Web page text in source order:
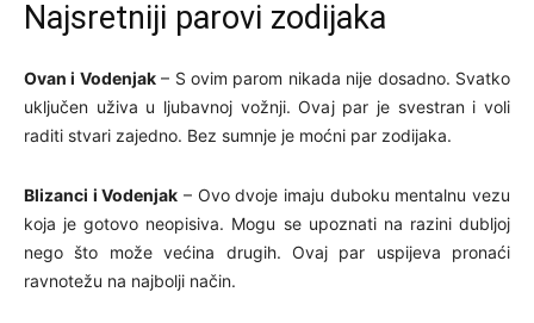
Najsretniji parovi zodijaka
Ovan i Vodenjak– S ovim parom nikada nije dosadno. Svatko
uključen uživa u ljubavnoj vožnji. Ovaj par je svestran i voli
raditi stvari zajedno. Bez sumnje je moćni par zodijaka.
Blizanci i Vodenjak – Ovo dvoje imaju duboku mentalnu vezu
koja je gotovo neopisiva. Mogu se upoznati na razini dubljoj
nego što može većina drugih. Ovaj par uspijeva pronaći
ravnotežu na najbolji način.